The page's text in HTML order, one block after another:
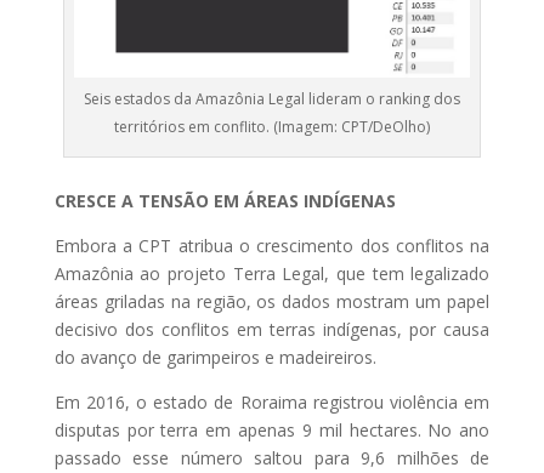
Seis estados da Amazônia Legal lideram o ranking dos
territórios em conflito. (Imagem: CPT/DeOlho)
CRESCE A TENSÃO EM ÁREAS INDÍGENAS
Embora a CPT atribua o crescimento dos conflitos na
Amazônia ao projeto Terra Legal, que tem legalizado
áreas griladas na região, os dados mostram um papel
decisivo dos conflitos em terras indígenas, por causa
do avanço de garimpeiros e madeireiros.
Em 2016, o estado de Roraima registrou violência em
disputas por terra em apenas 9 mil hectares. No ano
passado esse número saltou para 9,6 milhões de